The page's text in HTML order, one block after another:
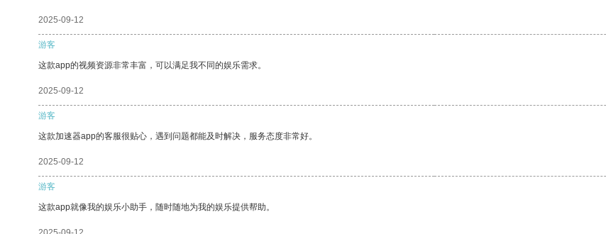
2025-09-12
游客
这款app的视频资源非常丰富，可以满足我不同的娱乐需求。
2025-09-12
游客
这款加速器app的客服很贴心，遇到问题都能及时解决，服务态度非常好。
2025-09-12
游客
这款app就像我的娱乐小助手，随时随地为我的娱乐提供帮助。